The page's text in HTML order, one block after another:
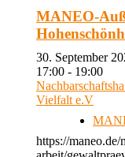
MANEO-
30. September
17:00 - 19:00
Vielfalt e.V
https://maneo.de/